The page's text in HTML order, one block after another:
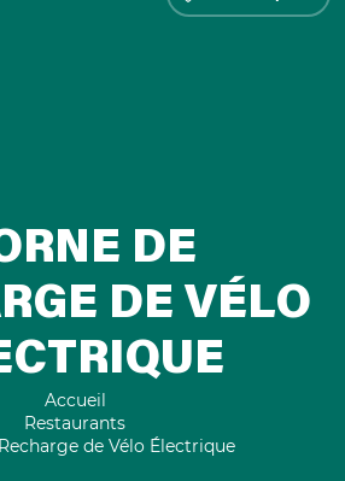
DE
DE VÉLO
Accueil
Restaurants
de Vélo Électrique